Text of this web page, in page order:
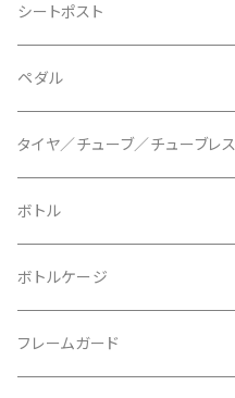
BLB/ビーエルビー
BLUEGRASS/ブルーグラス
BONTRAGER/ボントレガー
BURGTEC/バーグテック
BUSCH＋MULLER/ブッシュ＆
CAMELBAK/キャメルバッグ
チェーンガイド／キャッチャー
チェーンリング
ディスクブレーキ
ブレーキローター
ブレーキパッド
ディレーラーハンガー
トップキャップ
ベル
グリップカラー / バーエンドキャ
シートポスト
ドロッパーポスト
シートクランプ
ペダル
ビンディングペダル
フラットペダル
クリート
タイヤ／チューブ／チューブレ
700c
29" / 27.5"
〜26"
ボトル
ボトルケージ
フレームガード